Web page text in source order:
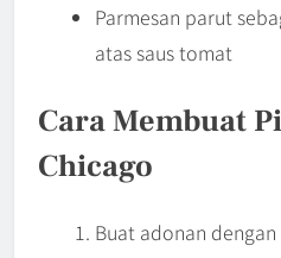
Parmesan parut
atas saus tomat
Cara Membuat
Chicago
Buat adonan